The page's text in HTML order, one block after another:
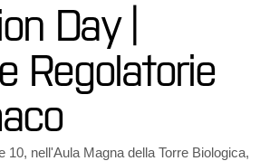
Day |
Regolatorie
10, nell'Aula Magna della Torre Biologica,